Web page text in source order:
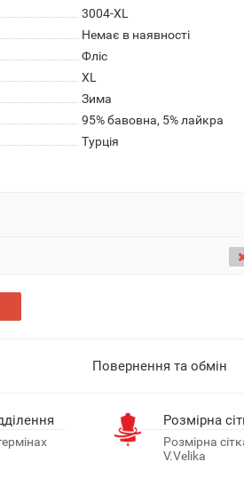
3004-XL
Немає в наявності
Фліс
XL
Зима
95% бавовна, 5% лайкра
Турція
Повернення та обмін
Розмірна
Розмірна
V.Velika